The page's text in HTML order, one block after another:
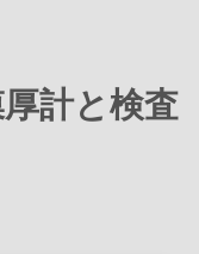
計と検査